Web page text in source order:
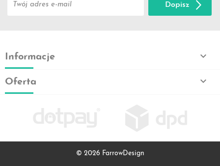
Dopisz
Informacje 
Oferta 
© 2026 FarrowDesign